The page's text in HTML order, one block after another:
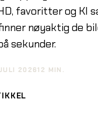
favoritter og KI
nøyaktig de
sekunder.
202612 MIN.